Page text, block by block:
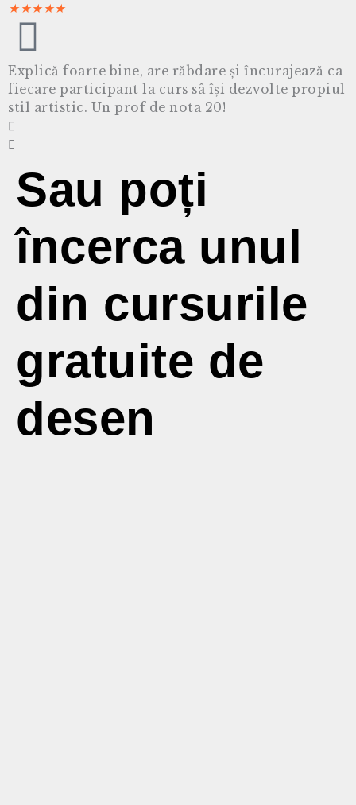
★★★★★
Explică foarte bine, are răbdare și încurajează ca
fiecare participant la curs sâ își dezvolte propiul
stil artistic. Un prof de nota 20!
Sau poți
încerca unul
din cursurile
gratuite de
desen